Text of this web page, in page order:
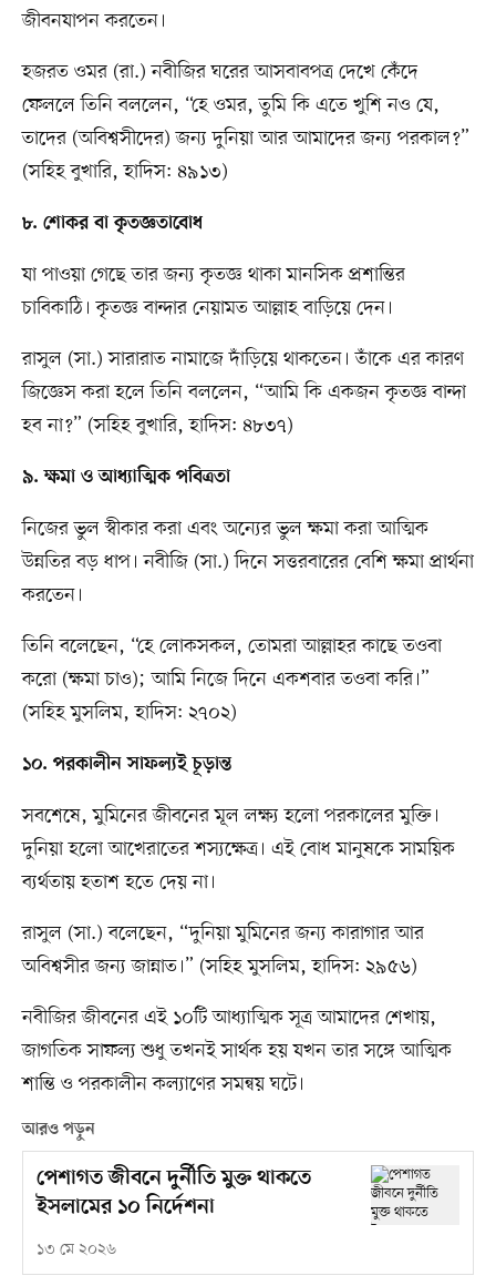
জীবনযাপন করতেন।
হজরত ওমর (রা.) নবীজির ঘরের আসবাবপত্র দেখে কেঁদে
ফেললে তিনি বললেন, “হে ওমর, তুমি কি এতে খুশি নও যে,
তাদের (অবিশ্বসীদের) জন্য দুনিয়া আর আমাদের জন্য পরকাল?”
(সহিহ বুখারি, হাদিস: ৪৯১৩)
৮. শোকর বা কৃতজ্ঞতাবোধ
যা পাওয়া গেছে তার জন্য কৃতজ্ঞ থাকা মানসিক প্রশান্তির
চাবিকাঠি। কৃতজ্ঞ বান্দার নেয়ামত আল্লাহ বাড়িয়ে দেন।
রাসুল (সা.) সারারাত নামাজে দাঁড়িয়ে থাকতেন। তাঁকে এর কারণ
জিজ্ঞেস করা হলে তিনি বললেন, “আমি কি একজন কৃতজ্ঞ বান্দা
হব না?” (সহিহ বুখারি, হাদিস: ৪৮৩৭)
৯. ক্ষমা ও আধ্যাত্মিক পবিত্রতা
নিজের ভুল স্বীকার করা এবং অন্যের ভুল ক্ষমা করা আত্মিক
উন্নতির বড় ধাপ। নবীজি (সা.) দিনে সত্তরবারের বেশি ক্ষমা প্রার্থনা
করতেন।
তিনি বলেছেন, “হে লোকসকল, তোমরা আল্লাহর কাছে তওবা
করো (ক্ষমা চাও); আমি নিজে দিনে একশবার তওবা করি।”
(সহিহ মুসলিম, হাদিস: ২৭০২)
১০. পরকালীন সাফল্যই চূড়ান্ত
সবশেষে, মুমিনের জীবনের মূল লক্ষ্য হলো পরকালের মুক্তি।
দুনিয়া হলো আখেরাতের শস্যক্ষেত্র। এই বোধ মানুষকে সাময়িক
ব্যর্থতায় হতাশ হতে দেয় না।
রাসুল (সা.) বলেছেন, “দুনিয়া মুমিনের জন্য কারাগার আর
অবিশ্বসীর জন্য জান্নাত।” (সহিহ মুসলিম, হাদিস: ২৯৫৬)
নবীজির জীবনের এই ১০টি আধ্যাত্মিক সূত্র আমাদের শেখায়,
জাগতিক সাফল্য শুধু তখনই সার্থক হয় যখন তার সঙ্গে আত্মিক
শান্তি ও পরকালীন কল্যাণের সমন্বয় ঘটে।
আরও পড়ুন
পেশাগত জীবনে দুর্নীতি মুক্ত থাকতে
ইসলামের ১০ নির্দেশনা
১৩ মে ২০২৬